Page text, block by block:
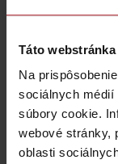
Táto
Na
sociálnych médií
súbory cookie.
webové stránky,
oblasti
Aquapark
Liptovský